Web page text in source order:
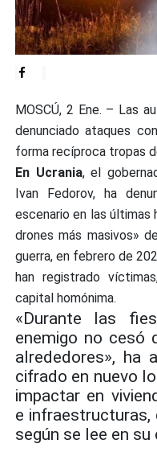
MOSCÚ, 2 Ene. – Las
denunciado ataques
forma recíproca tropas
En Ucrania, el
Ivan Fedorov, ha
escenario en las últimas
drones más masivos»
guerra, en febrero de
han registrado
capital homónima.
«Durante las
enemigo no cesó
alrededores», ha
cifrado en nuevo
impactar en
e infraestructuras,
según se lee en